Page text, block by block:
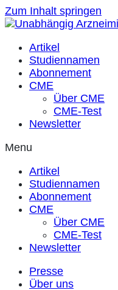
Zum Inhalt springen
Artikel
Studiennamen
Abonnement
CME
Über CME
CME-Test
Newsletter
Menu
Artikel
Studiennamen
Abonnement
CME
Über CME
CME-Test
Newsletter
Presse
Über uns